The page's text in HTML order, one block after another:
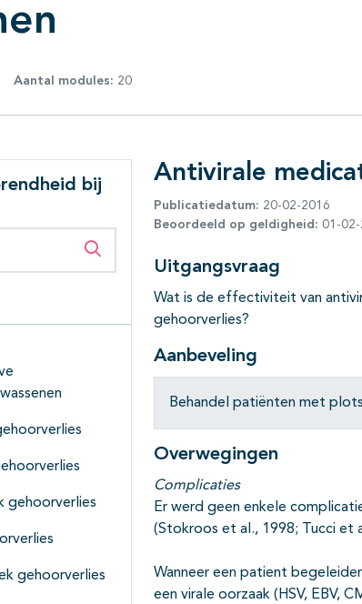
Aantal modules: 20
bij
Zoeken binnen deze richtlijn
gehoorverlies
gehoorverlies
Antivirale
Publicatiedatum: 20-02-2016
Beoordeeld op geldigheid: 01-
Uitgangsvraag
Wat is de effectiviteit van
gehoorverlies?
Aanbeveling
Behandel patiënten met
Overwegingen
Complicaties
Er werd geen enkele
(Stokroos et al., 1998; Tucci et
Wanneer een patient
een virale oorzaak (HSV, EBV,